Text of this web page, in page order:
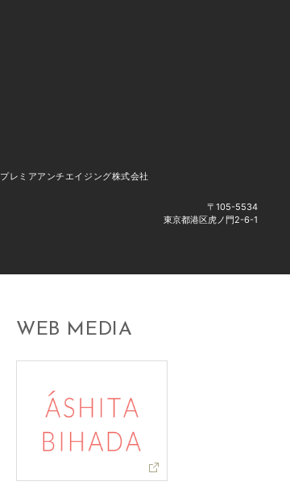
プレミアアンチエイジング株式会社
〒105-5534
東京都港区虎ノ門2-6-1
WEB MEDIA